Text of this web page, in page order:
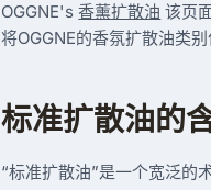
OGGNE's香薰扩散油 该页
将OGGNE的香氛扩散油类
标准扩散油的
“标准扩散油”是一个宽泛的